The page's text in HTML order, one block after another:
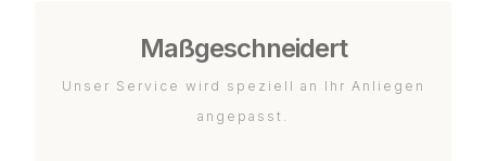
Maßgeschneidert
Unser Service wird speziell an Ihr Anliegen
angepasst.